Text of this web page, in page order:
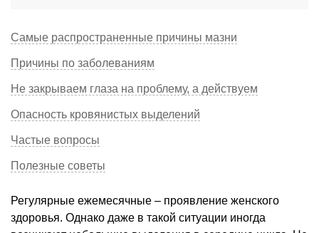
Самые распространенные причины мазни
Причины по заболеваниям
Не закрываем глаза на проблему, а действуем
Опасность кровянистых выделений
Частые вопросы
Полезные советы
Регулярные ежемесячные – проявление женского
здоровья. Однако даже в такой ситуации иногда